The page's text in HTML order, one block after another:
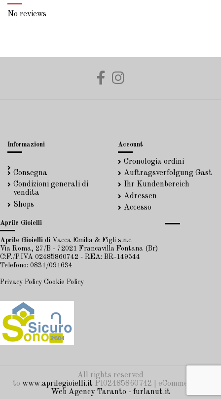
No reviews
Informazioni
Consegna
Condizioni generali di
vendita
Shops
Account
Cronologia ordini
Auftragsverfolgung Gast
Ihr Kundenbereich
Adressen
Accesso
Aprile Gioielli
Aprile Gioielli di Vacca Emilia & Figli s.n.c.
Via Roma, 27/B - 72021 Francavilla Fontana (Br)
C:F./P.IVA 02485860742 - REA: BR-149544
Telefono: 0831/091634
Privacy Policy Cookie Policy
All rights reserved
to www.aprilegioielli.it PI02485860742 | eCommerce by
Web Agency Taranto - furlanut.it